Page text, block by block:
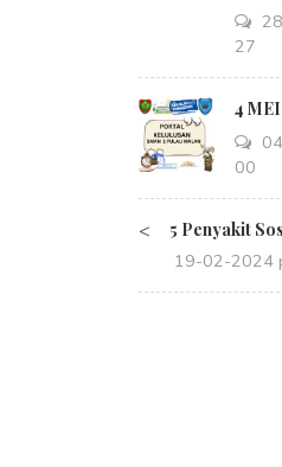
14:27
4
08:00
< 5 Penyakit
19-02-2024